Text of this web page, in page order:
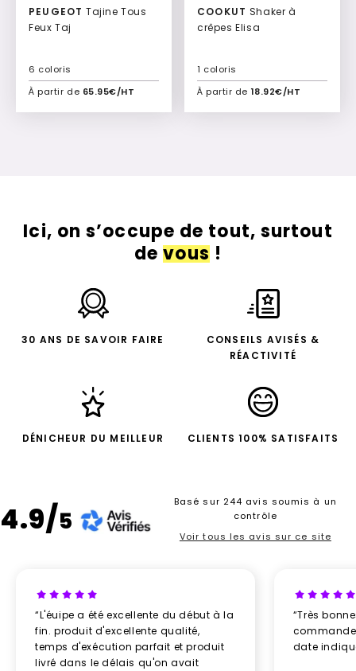
PEUGEOT
Feux Taj
À partir de 65.95€/HT
6 coloris
Ajouter à mon devis
COOKUT
crêpes Elisa
À partir de 18.92€/HT
1 coloris
Ajouter à mon devis
Ici, on s’occupe de tout, surtout
devous!
30 ANS DE SAVOIR FAIRE
CONSEILS AVISÉS &
RÉACTIVITÉ
DÉNICHEUR DU MEILLEUR CLIENTS 100% SATISFAITS
4.9/5
Basé sur 244 avis soumis à un
contrôle
Voir tous les avis sur ce site
“L'éuipe a été excellente du début à la
fin. produit d'excellente qualité,
temps d'exécution parfait et produit
livré dans le délais qu'on avait
“Très
date